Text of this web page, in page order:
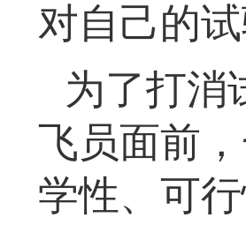
对自己的
为了打消
飞员面前
学性、可